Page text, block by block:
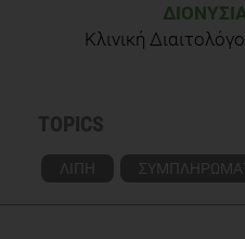
Κλινική
TOPICS
ΛΙΠΗ